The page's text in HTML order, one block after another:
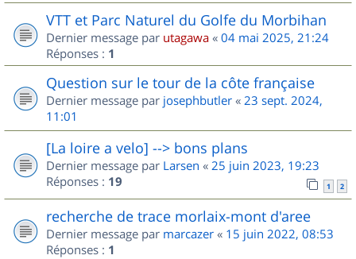
VTT et Parc Naturel du Golfe du Morbihan
Dernier message par utagawa « 04 mai 2025, 21:24
Réponses : 1
Question sur le tour de la côte française
Dernier message par josephbutler « 23 sept. 2024,
11:01
[La loire a velo] --> bons plans
Dernier message par Larsen « 25 juin 2023, 19:23
Réponses : 19 1 2
recherche de trace morlaix-mont d'aree
Dernier message par marcazer « 15 juin 2022, 08:53
Réponses : 1